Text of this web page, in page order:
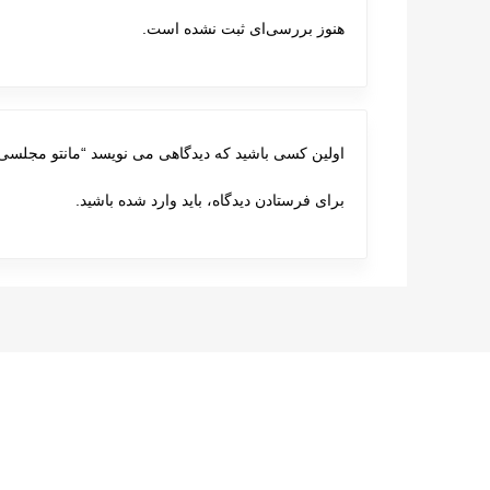
هنوز بررسی‌ای ثبت نشده است.
اولین کسی باشید که دیدگاهی می نویسد “مانتو مجلسی
برای فرستادن دیدگاه، باید وارد شده باشید.